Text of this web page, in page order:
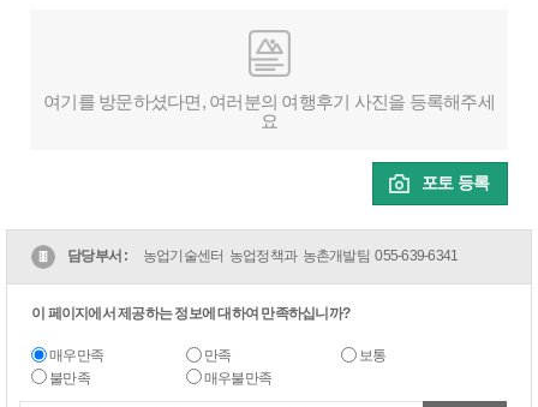
여기를 방문하셨다면, 여러분의 여행후기 사진을 등록해주세
요
포토 등록
담당부서 : 농업기술센터 농업정책과 농촌개발팀055-639-6341
이 페이지에서 제공하는 정보에 대하여 만족하십니까?
매우만족 만족
보통
불만족
매우불만족